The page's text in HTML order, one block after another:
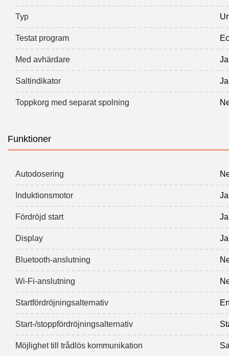
Typ
Testat program
Med avhärdare Ja
Saltindikator Ja
Toppkorg med separat spolning
Funktioner
Autodosering
Induktionsmotor Ja
Fördröjd start Ja
Display Ja
Bluetooth-anslutning
Wi-Fi-anslutning
Startfördröjningsalternativ
Start-/stoppfördröjningsalternativ
Möjlighet till trådlös kommunikation